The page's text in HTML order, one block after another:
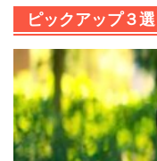
ピックアップ３選